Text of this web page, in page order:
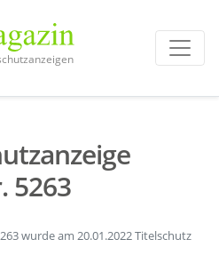
5263
wurde am 20.01.2022 Titelschutz